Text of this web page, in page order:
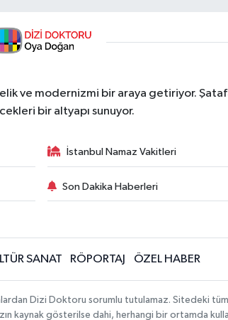
ve modernizmi bir araya getiriyor.
bir altyapı sunuyor.
İstanbul Namaz Vakitleri
Son Dakika Haberleri
SANAT RÖPORTAJ ÖZEL HABER
Dizi Doktoru sorumlu tutulamaz. Sitedeki
kaynak gösterilse dahi, herhangi bir ortamda